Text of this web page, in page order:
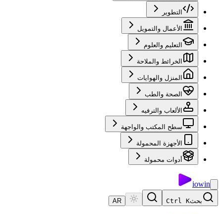
التطوير
الأعمال والتمويل
التعليم والعلوم
الخرائط والملاحة
المنزل والهوايات
الصحة والطب
الألعاب والترفيه
سطح المكتب والواجهة
الأجهزة المحمولة
أدوات محمولة
iowin
بحثCtrl K
AR